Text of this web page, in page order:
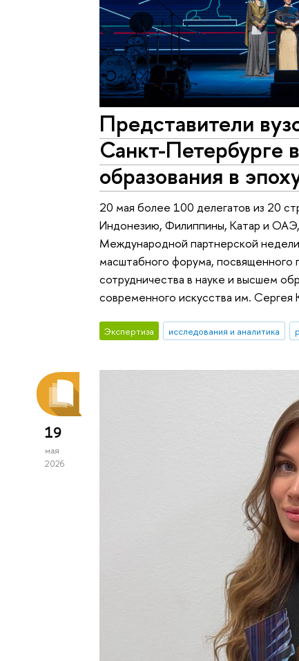
Представители
Санкт-Петербурге
образования в
20 мая более 100 делегатов из 20
Индонезию, Филиппины, Катар и
Международной партнерской
масштабного форума, посвященного
сотрудничества в науке и высшем
современного искусства им. Сергея
Экспертиза исследования и аналитика
19
мая
2026